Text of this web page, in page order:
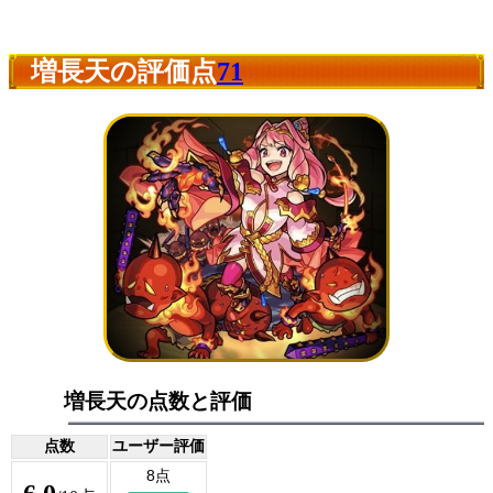
増長天の評価点71
増長天の点数と評価
点数 ユーザー評価